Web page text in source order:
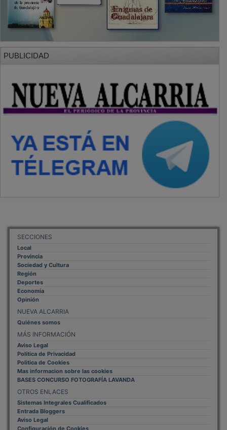
SECCIONES
Local
Provincia
Sociedad y Cultura
Región
Deportes
Economía
Opinión
NUEVA ALCARRIA
Quiénes somos
MÁS INFORMACIÓN
Aviso Legal
Política de Privacidad
Politica de Cookies
Mas informacion sobre las cookies
BASES CONCURSO FOTOGRAFÍA LAVANDA
Sistemas Integrales Cualificados
Entrada Bloggers
Aviso Legal
Configuración de Cookies